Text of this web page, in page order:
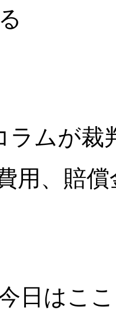
が裁判
賠償金
日はこ